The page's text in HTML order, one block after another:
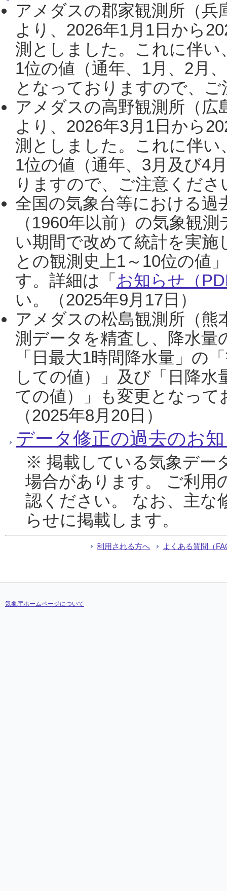
アメダスの郡家観測所（
より、2026年1月1日から
測としました。これに伴い
1位の値（通年、1月、2月
となっておりますので、
アメダスの高野観測所（
より、2026年3月1日から
測としました。これに伴い
1位の値（通年、3月及び4
りますので、ご注意くだ
全国の気象台等における過
（1960年以前）の気象観
い期間で改めて統計を実
との観測史上1～10位の値
す。詳細は「 お知らせ（
い。（2025年9月17日）
アメダスの松島観測所（熊
測データを精査し、降水
「日最大1時間降水量」の
しての値）」及び「日降
ての値）」も変更となっ
（2025年8月20日）
データ修正の過去のお
※ 掲載している気象デー
場合があります。 ご利用
認ください。 なお、主な
らせに掲載します。
利用される方へ よくある質問（
気象庁ホームページについて